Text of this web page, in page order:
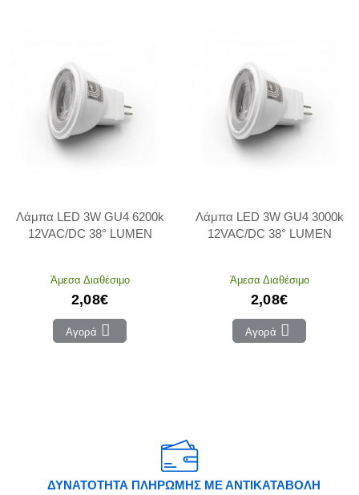
Λάμπα LED 3W GU4 6200k
12VAC/DC 38° LUMEN
Άμεσα Διαθέσιμο
2,08€
Αγορά
Λάμπα LED 3W GU4 3000k
12VAC/DC 38° LUMEN
Άμεσα Διαθέσιμο
2,08€
Αγορά
ΔΥΝΑΤΟΤΗΤΑ ΠΛΗΡΩΜΗΣ ΜΕ ΑΝΤΙΚΑΤΑΒΟΛΗ